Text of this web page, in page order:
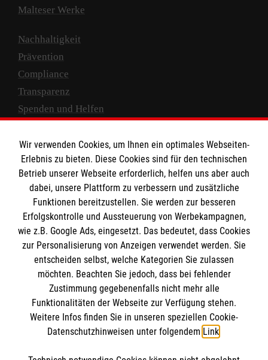
Malteser Werke
Nachhaltigkeit
Prävention
Compliance
Transparenz
Spenden und Helfen
Empfänger: Malteser Hilfsdienst e.V.
IBAN: DE10 3706 0120 1201 2000 12
BIC: GENODED 1PA7
Newsletter abonnieren
Wir verwenden Cookies, um Ihnen ein optimales Webseiten-
Erlebnis zu bieten. Diese Cookies sind für den technischen
Betrieb unserer Webseite erforderlich, helfen uns aber auch
dabei, unsere Plattform zu verbessern und zusätzliche
Funktionen bereitzustellen. Sie werden zur besseren
Erfolgskontrolle und Aussteuerung von Werbekampagnen,
wie z.B. Google Ads, eingesetzt. Das bedeutet, dass Cookies
zur Personalisierung von Anzeigen verwendet werden. Sie
entscheiden selbst, welche Kategorien Sie zulassen
möchten. Beachten Sie jedoch, dass bei fehlender
Zustimmung gegebenenfalls nicht mehr alle
Funktionalitäten der Webseite zur Verfügung stehen.
Weitere Infos finden Sie in unseren speziellen Cookie-
Datenschutzhinweisen unter folgendem Link.